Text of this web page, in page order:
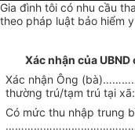
Gia đình tôi có nhu cầu
theo pháp luật bảo hiểm
Xác nhận của UBND
Xác nhận Ông
thường trú/tạm trú tại
Có mức thu nhập trung